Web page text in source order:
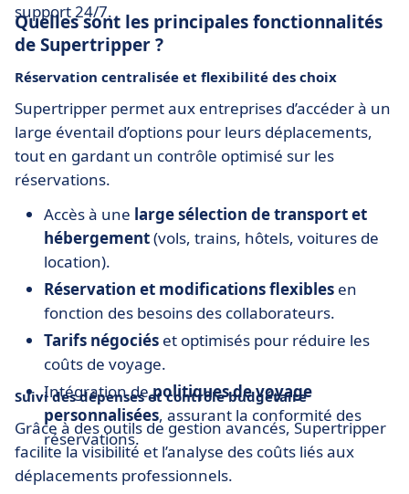
support 24/7.
Quelles sont les principales fonctionnalités
de Supertripper ?
Réservation centralisée et flexibilité des choix
Supertripper permet aux entreprises d’accéder à un
large éventail d’options pour leurs déplacements,
tout en gardant un contrôle optimisé sur les
réservations.
Accès à une large sélection de transport et
hébergement(vols, trains, hôtels, voitures de
location).
Réservation et modifications flexibles en
fonction des besoins des collaborateurs.
Tarifs négociés et optimisés pour réduire les
coûts de voyage.
Intégration depolitiques de voyage
personnalisées, assurant la conformité des
réservations.
Suivi des dépenses et contrôle budgétaire
Grâce à des outils de gestion avancés, Supertripper
facilite la visibilité et l’analyse des coûts liés aux
déplacements professionnels.